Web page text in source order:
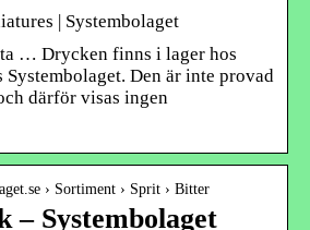
| Systembolaget
… Drycken finns i lager hos
Den är inte provad
därför visas ingen
› Sortiment › Sprit › Bitter
– Systembolaget